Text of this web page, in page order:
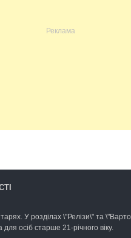
У розділах \"Релізи\" та \"Варто
осіб старше 21-річного віку.